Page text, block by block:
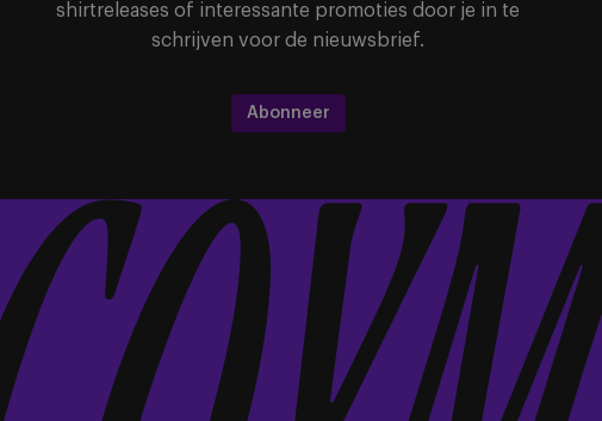
shirtreleases of interessante promoties door je in te
schrijven voor de nieuwsbrief.
Abonneer